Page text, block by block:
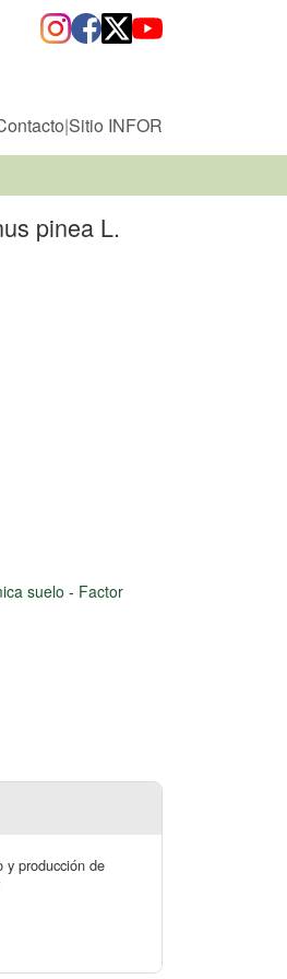
|Sitio INFOR
pinea L.
suelo - Factor
producción de